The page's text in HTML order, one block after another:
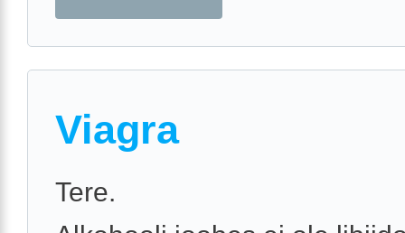
Viagra
Tere.